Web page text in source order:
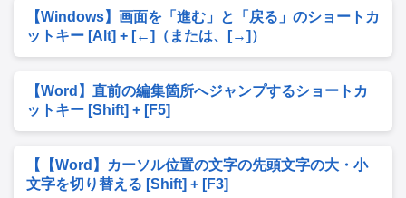
【Windows】画面を「進む」と「戻る」のショートカ
ットキー [Alt] + [←]（または、[→]）
【Word】直前の編集箇所へジャンプするショートカ
ットキー [Shift] + [F5]
【【Word】カーソル位置の文字の先頭文字の大・小
文字を切り替える [Shift] + [F3]